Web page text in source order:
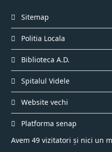
Sitemap
Politia Locala
Biblioteca A.D.
Spitalul Videle
Website vechi
Platforma senap
Avem 49 vizitatori și nici un